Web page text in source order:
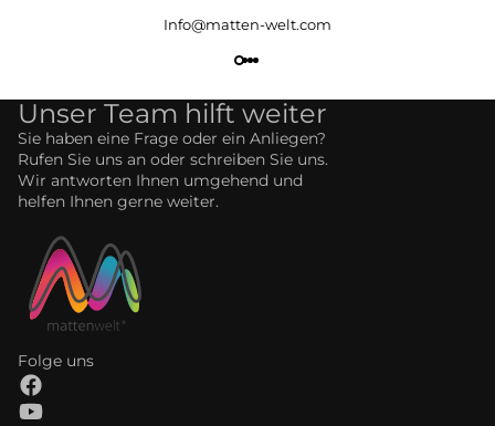
Info@matten-welt.com
Unser Team hilft weiter
Sie haben eine Frage oder ein Anliegen?
Rufen Sie uns an oder schreiben Sie uns.
Wir antworten Ihnen umgehend und
helfen Ihnen gerne weiter.
Folge uns